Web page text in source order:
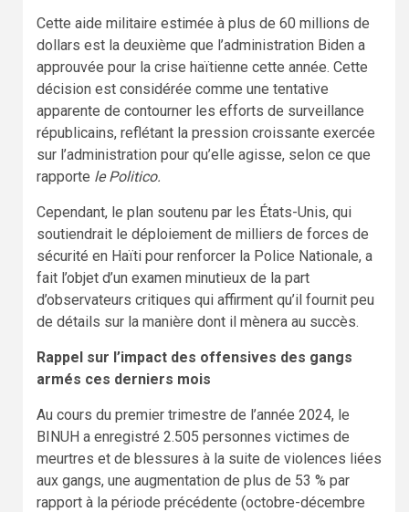
Cette aide militaire estimée à plus de 60 millions de
dollars est la deuxième que l’administration Biden a
approuvée pour la crise haïtienne cette année. Cette
décision est considérée comme une tentative
apparente de contourner les efforts de surveillance
républicains, reflétant la pression croissante exercée
sur l’administration pour qu’elle agisse, selon ce que
rapporte le Politico.
Cependant, le plan soutenu par les États-Unis, qui
soutiendrait le déploiement de milliers de forces de
sécurité en Haïti pour renforcer la Police Nationale, a
fait l’objet d’un examen minutieux de la part
d’observateurs critiques qui affirment qu’il fournit peu
de détails sur la manière dont il mènera au succès.
Rappel sur l’impact des offensives des gangs
armés ces derniers mois
Au cours du premier trimestre de l’année 2024, le
BINUH a enregistré 2.505 personnes victimes de
meurtres et de blessures à la suite de violences liées
aux gangs, une augmentation de plus de 53 % par
rapport à la période précédente (octobre-décembre